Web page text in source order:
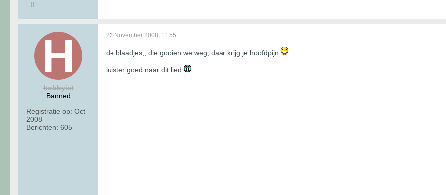
hobbyist
Banned
Registratie op: Oct
2008
Berichten: 605
22 November 2008, 11:55
de blaadjes,, die gooien we weg, daar krijg je hoofdpijn
luister goed naar dit lied